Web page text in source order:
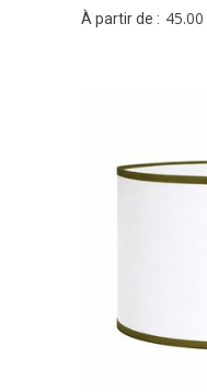
vert kaki
À partir de : 45.00